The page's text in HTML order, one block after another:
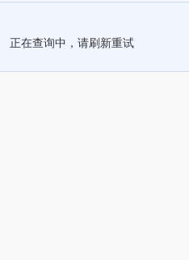
正在查询中，请刷新重试